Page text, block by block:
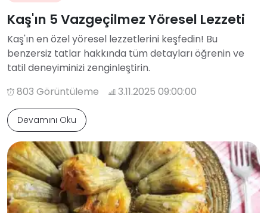
Kaş'ın 5 Vazgeçilmez Yöresel Lezzeti
Kaş'ın en özel yöresel lezzetlerini keşfedin! Bu
benzersiz tatlar hakkında tüm detayları öğrenin ve
tatil deneyiminizi zenginleştirin.
803 Görüntüleme
3.11.2025 09:00:00
Devamını Oku